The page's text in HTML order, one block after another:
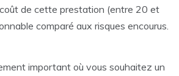
de cette prestation (entre 20 et
comparé aux risques encourus.
important où vous souhaitez un